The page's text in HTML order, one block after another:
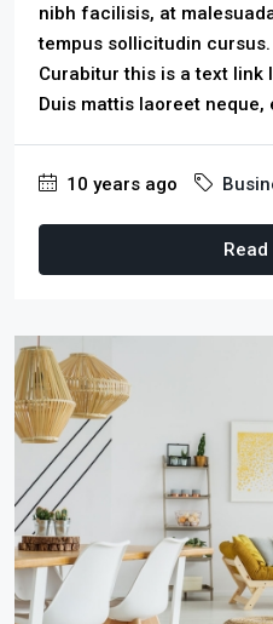
nibh facilisis, at
tempus sollicitudin
Curabitur this is a text link
Duis mattis laoreet neque,
10 years ago